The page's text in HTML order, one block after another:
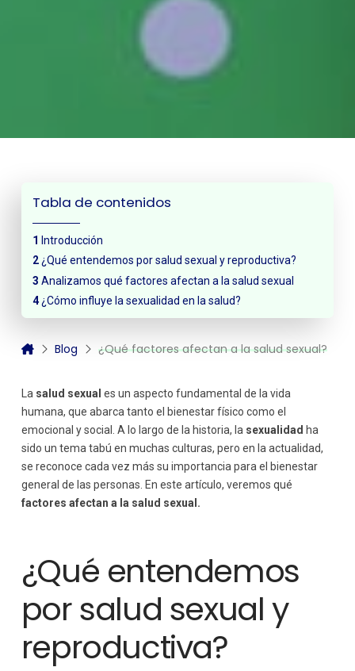
Tabla de contenidos
Introducción
¿Qué entendemos por salud sexual y reproductiva?
Analizamos qué factores afectan a la salud sexual
¿Cómo influye la sexualidad en la salud?
Blog ¿Qué factores afectan a la salud sexual?
La salud sexual es un aspecto fundamental de la vida
humana, que abarca tanto el bienestar físico como el
emocional y social. A lo largo de la historia, la sexualidad ha
sido un tema tabú en muchas culturas, pero en la actualidad,
se reconoce cada vez más su importancia para el bienestar
general de las personas. En este artículo, veremos qué
factores afectan a la salud sexual.
¿Qué entendemos
por salud sexual y
reproductiva?